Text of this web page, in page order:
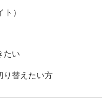
）
たい
り替えたい方